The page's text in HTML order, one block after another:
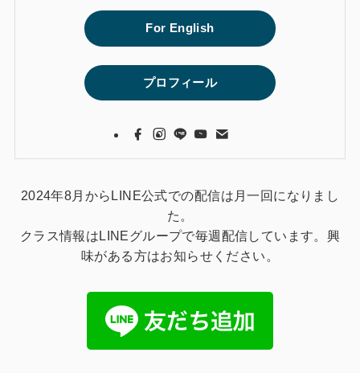
For English
プロフィール
2024年8月からLINE公式での配信は月一回になりまし
た。
クラス情報はLINEグループで毎週配信しています。興
味がある方はお知らせください。